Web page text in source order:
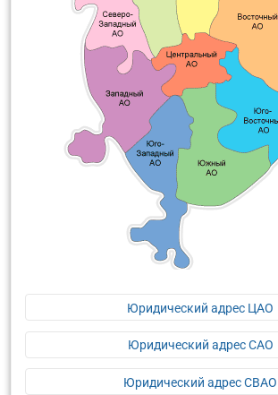
Юридический адрес ЦАО
Юридический адрес САО
Юридический адрес СВАО